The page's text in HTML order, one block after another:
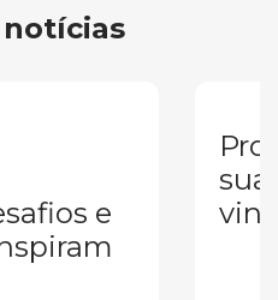
e
sua